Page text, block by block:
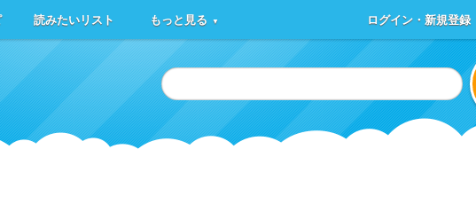
読みたいリスト もっと見る ▼ ログイン・新規登録